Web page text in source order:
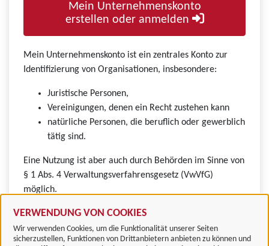
VERWENDUNG VON COOKIES
Wir verwenden Cookies, um die Funktionalität unserer Seiten
sicherzustellen, Funktionen von Drittanbietern anbieten zu können und
Mein Unternehmenskonto
erstellen oder anmelden
Mein Unternehmenskonto ist ein zentrales Konto zur
Identifizierung von Organisationen, insbesondere:
Juristische Personen,
Vereinigungen, denen ein Recht zustehen kann
natürliche Personen, die beruflich oder gewerblich
tätig sind.
Eine Nutzung ist aber auch durch Behörden im Sinne von
§ 1 Abs. 4 Verwaltungsverfahrensgesetz (VwVfG)
möglich.